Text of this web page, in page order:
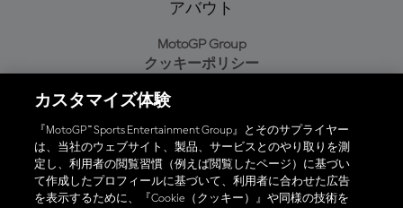
アバウト
MotoGP Group
クッキーポリシー
プライバシーポリシー
購入ポリシー
オフィシャルアプリ
カスタマイズ体験
『MotoGP™ Sports Entertainment Group』とそのサプライヤー
は、当社のウェブサイト、製品、サービスとのやり取りを測
定し、利用者の閲覧習慣（例えば閲覧したページ）に基づい
て作成したプロフィールに基づいて、利用者に合わせた広告
を表示するために、『Cookie（クッキー）』や同様の技術を